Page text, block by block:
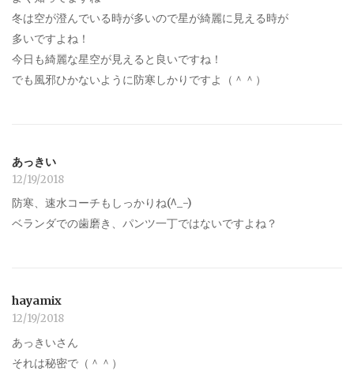
冬は空が澄んでいる時が多いので星が綺麗に見える時が
多いですよね！
今日も綺麗な星空が見えると良いですね！
でも風邪ひかないように防寒しかりですよ（＾＾）
あっきい
12/19/2018
防寒、速水コーチもしっかりね(^_-)
ベランダでの歯磨き、パンツ一丁ではないですよね？
hayamix
12/19/2018
あっきいさん
それは秘密で（＾＾）